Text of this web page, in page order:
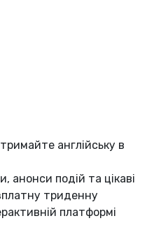
англійську в
анонси подій та цікаві
триденну
платформі